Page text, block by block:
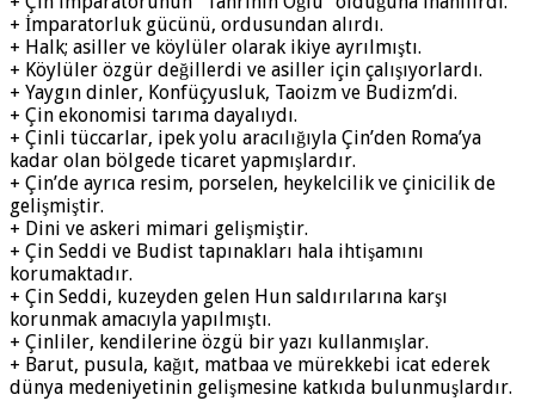
+ İmparatorluk gücünü, ordusundan alırdı.
+ Halk; asiller ve köylüler olarak ikiye ayrılmıştı.
+ Köylüler özgür değillerdi ve asiller için çalışıyorlardı.
+ Yaygın dinler, Konfüçyusluk, Taoizm ve Budizm’di.
+ Çin ekonomisi tarıma dayalıydı.
+ Çinli tüccarlar, ipek yolu aracılığıyla Çin’den Roma’ya
kadar olan bölgede ticaret yapmışlardır.
+ Çin’de ayrıca resim, porselen, heykelcilik ve çinicilik de
gelişmiştir.
+ Dini ve askeri mimari gelişmiştir.
+ Çin Seddi ve Budist tapınakları hala ihtişamını
korumaktadır.
+ Çin Seddi, kuzeyden gelen Hun saldırılarına karşı
korunmak amacıyla yapılmıştı.
+ Çinliler, kendilerine özgü bir yazı kullanmışlar.
+ Barut, pusula, kağıt, matbaa ve mürekkebi icat ederek
dünya medeniyetinin gelişmesine katkıda bulunmuşlardır.